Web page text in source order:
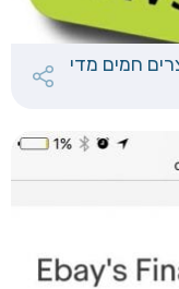
חמים מדי